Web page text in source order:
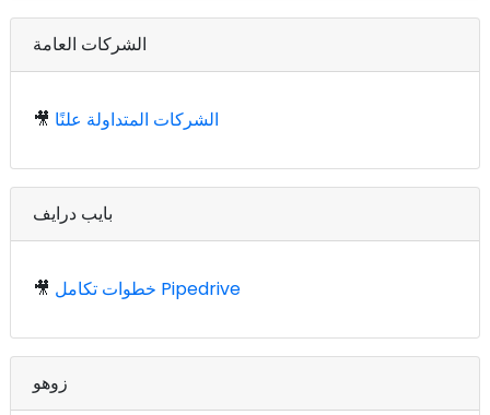
الشركات العامة
🎥 الشركات المتداولة علنًا
بايب درايف
🎥 خطوات تكامل Pipedrive
زوهو